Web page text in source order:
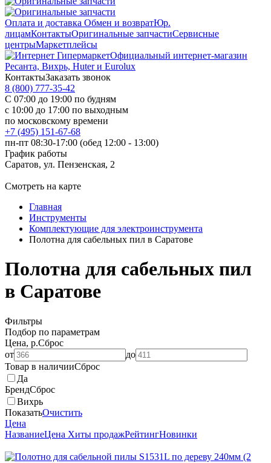
Оплата и доставка Обмен и возвратЮр.
лицамКонтактыОригинальные запчастиСервисные
центрыМаркетплейсы
Официальный интернет-магазин
Ресанта, Вихрь, Huter и Eurolux
КонтактыЗаказать звонок
8 (800) 777-35-42
С 07:00 до 19:00 по будням
с 10:00 до 17:00 по выходным
по московскому времени
+7 (495) 151-67-68
пн-пт 08:30-17:00 (обед 12:00 - 13:00)
График работы
Саратов, ул. Пензенская, 2
Смотреть на карте
Главная
Инструменты
Комплектующие для электроинструмента
Полотна для сабельных пил в Саратове
Полотна для сабельных пил
в Саратове
Фильтры
Подбор по параметрам
Цена, р.Сброс
от
до
Товар в наличииСброс
Да
БрендСброс
Вихрь
ПоказатьОчистить
Цена
НазваниеЦена Хиты продажРейтингНовинки